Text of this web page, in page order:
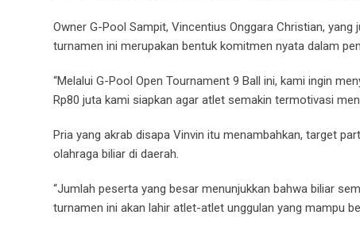
Owner G-Pool Sampit, Vincentius Onggara Christian,
turnamen ini merupakan bentuk komitmen nyata dalam
“Melalui G-Pool Open Tournament 9 Ball ini, kami ingin
Rp80 juta kami siapkan agar atlet semakin termotivasi
Pria yang akrab disapa Vinvin itu menambahkan, target
olahraga biliar di daerah.
“Jumlah peserta yang besar menunjukkan bahwa biliar
turnamen ini akan lahir atlet-atlet unggulan yang mampu